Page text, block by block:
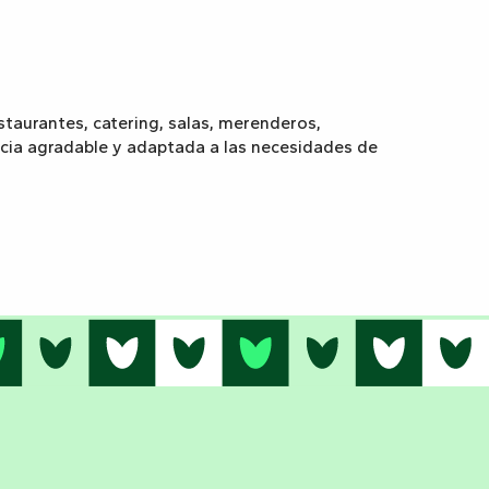
catering, salas, merenderos,
agradable y adaptada a las necesidades de